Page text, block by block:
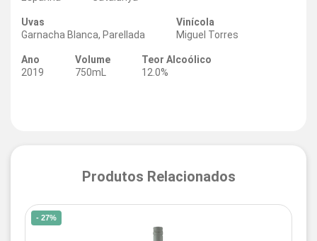
Uvas
Garnacha Blanca, Parellada
Vinícola
Miguel Torres
Ano
2019
Volume
750mL
Teor Alcoólico
12.0%
Produtos Relacionados
- 27%